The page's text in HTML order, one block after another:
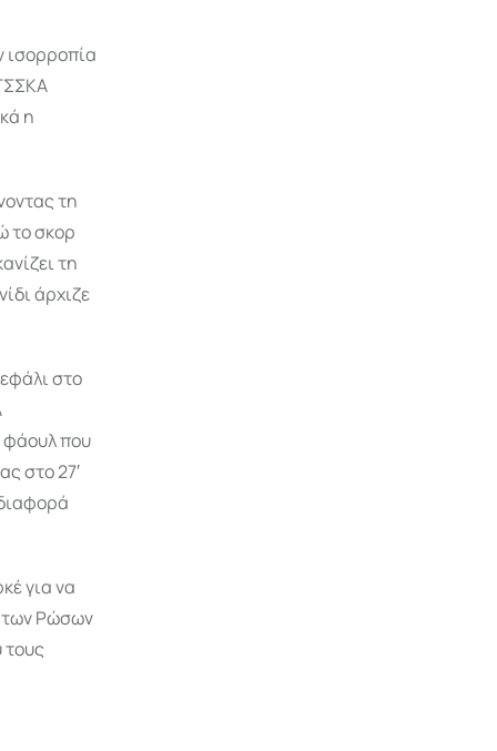
ισορροπία
η
τη
το σκορ
τη
άρχιζε
στο
φάουλ που
στο 27′
για να
των Ρώσων
τους